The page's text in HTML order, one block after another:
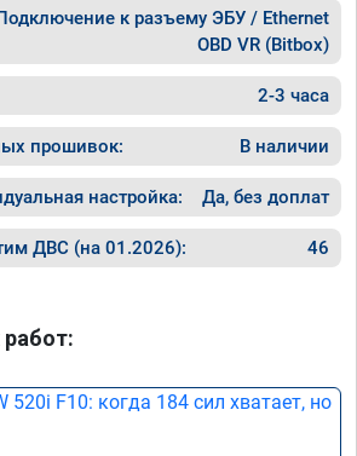
к разъему ЭБУ / Ethernet
OBD VR (Bitbox)
2-3 часа
прошивок: В наличии
настройка: Да, без доплат
ДВС (на 01.2026): 46